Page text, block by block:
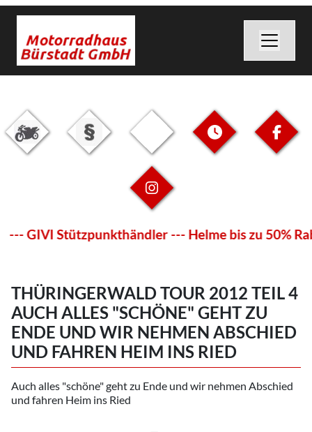
--- GIVI Stützpunkthändler --- Helme bis zu 50%
THÜRINGERWALD TOUR 2012 TEIL 4
AUCH ALLES "SCHÖNE" GEHT ZU
ENDE UND WIR NEHMEN ABSCHIED
UND FAHREN HEIM INS RIED
Auch alles "schöne" geht zu Ende und wir nehmen Abschied
und fahren Heim ins Ried